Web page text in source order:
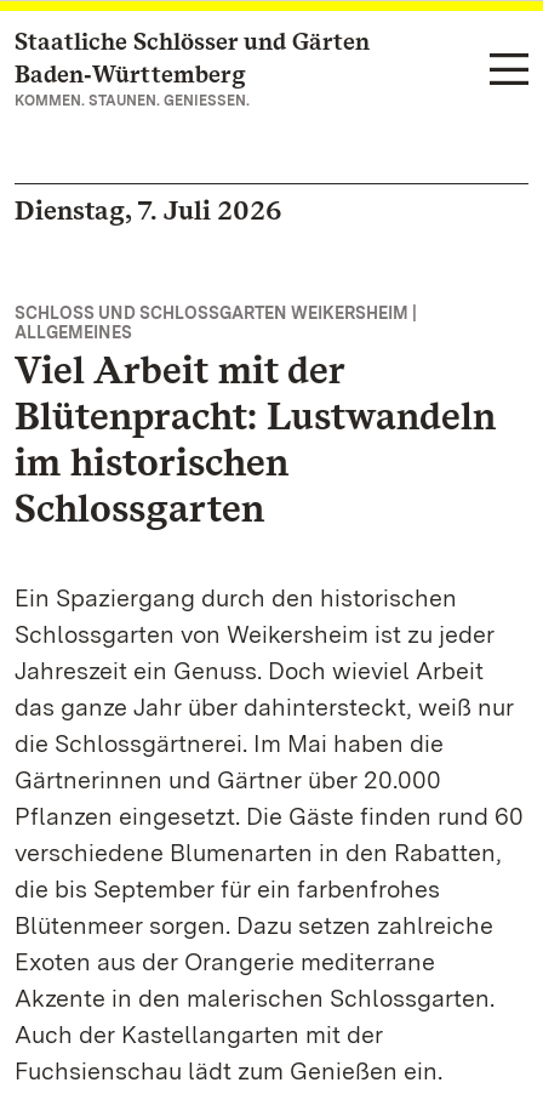
Zum Hauptinhalt springen
Staatliche Schlösser und Gärten
Baden‑Württemberg
KOMMEN. STAUNEN. GENIESSEN.
Dienstag, 7. Juli 2026
SCHLOSS UND SCHLOSSGARTEN WEIKERSHEIM |
ALLGEMEINES
Viel Arbeit mit der
Blütenpracht: Lustwandeln
im historischen
Schlossgarten
Ein Spaziergang durch den historischen
Schlossgarten von Weikersheim ist zu jeder
Jahreszeit ein Genuss. Doch wieviel Arbeit
das ganze Jahr über dahintersteckt, weiß nur
die Schlossgärtnerei. Im Mai haben die
Gärtnerinnen und Gärtner über 20.000
Pflanzen eingesetzt. Die Gäste finden rund 60
verschiedene Blumenarten in den Rabatten,
die bis September für ein farbenfrohes
Blütenmeer sorgen. Dazu setzen zahlreiche
Exoten aus der Orangerie mediterrane
Akzente in den malerischen Schlossgarten.
Auch der Kastellangarten mit der
Fuchsienschau lädt zum Genießen ein.